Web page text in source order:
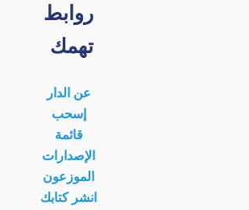
روابط
تهمك
عن الدار
إسحب
قائمة
الإصدارات
الموزعون
انشر كتابك